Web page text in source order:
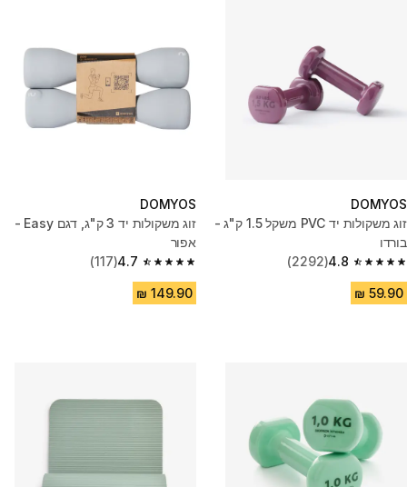
DOMYOS
זוג משקולות יד PVC משקל 1.5 ק"ג -
בורדו
4.8
4.8 out of 5 stars from 2292 reviews
(2292)
DOMYOS
זוג משקולות יד ‏3 ק"ג, דגם Easy -
אפור
4.7
4.7 out of 5 stars from 117 reviews
(117)